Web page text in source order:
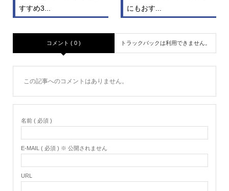
すすめ3...
にもおす...
コメント ( 0 ) トラックバックは利用できません。
この記事へのコメントはありません。
名前 ( 必須 )
E-MAIL ( 必須 ) ※ 公開されません
URL